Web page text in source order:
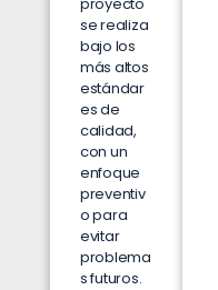
se realiza
bajo los
más altos
estándar
es de
calidad,
con un
enfoque
preventiv
o para
evitar
problema
s futuros.